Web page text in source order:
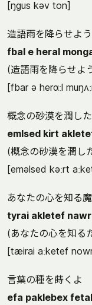
[ŋgus kəv ton]
造語雨を降らせよう
fbal e heral
(造語雨を降らせよ
[fbar ə herɑːl
概念の砂漠を潤し
emlsed kirt
(概念の砂漠を潤し
[eməlsed kəːrt
あなたの心を知る
tyrai akletef
(あなたの心を知る
[tæirai aːketef
言葉の種を蒔くよ
efa paklebex